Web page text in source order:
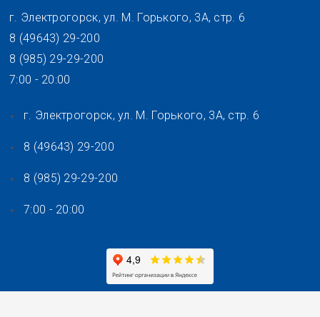
содержимому
г. Электрогорск, ул. М. Горького, 3А, стр. 6
8 (49643) 29-200
8 (985) 29-29-200
7:00 - 20:00
г. Электрогорск, ул. М. Горького, 3А, стр. 6
8 (49643) 29-200
8 (985) 29-29-200
7:00 - 20:00